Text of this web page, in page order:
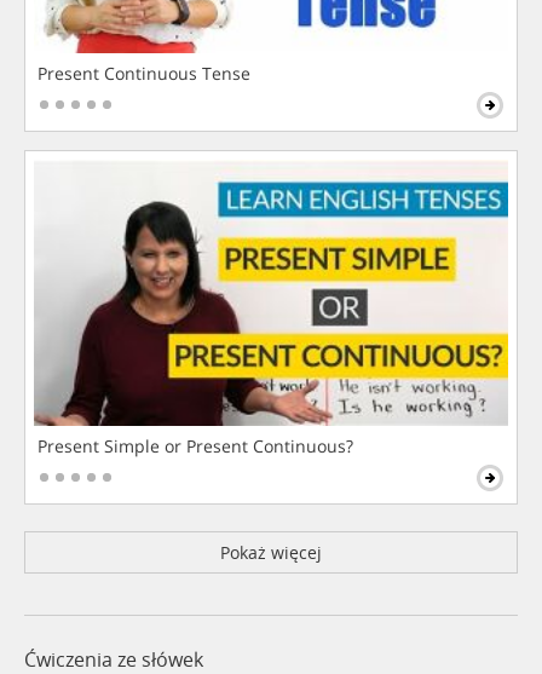
Present Continuous Tense
Present Simple or Present Continuous?
Pokaż więcej
Ćwiczenia ze słówek